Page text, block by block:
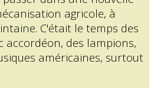
agricole, à
C'était le temps des
accordéon, des lampions,
américaines, surtout